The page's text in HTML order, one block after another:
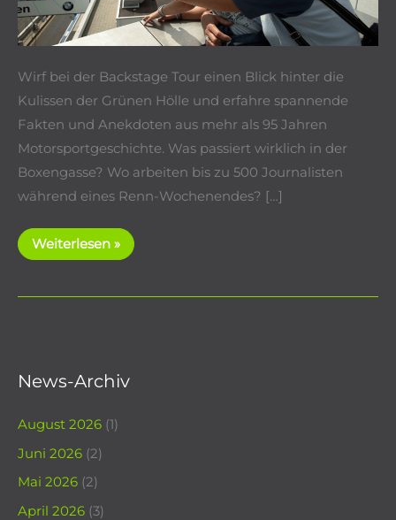
Wirf bei der Backstage Tour einen Blick hinter die
Kulissen der Grünen Hölle und erfahre spannende
Fakten und Anekdoten aus mehr als 95 Jahren
Motorsportgeschichte. Was passiert wirklich in der
Boxengasse? Wo arbeiten bis zu 500 Journalisten
während eines Renn-Wochenendes? […]
Caterham
Car
BACK
Weiterlesen »
News-Archiv
August 2026 (1)
Juni 2026 (2)
Mai 2026 (2)
April 2026 (3)